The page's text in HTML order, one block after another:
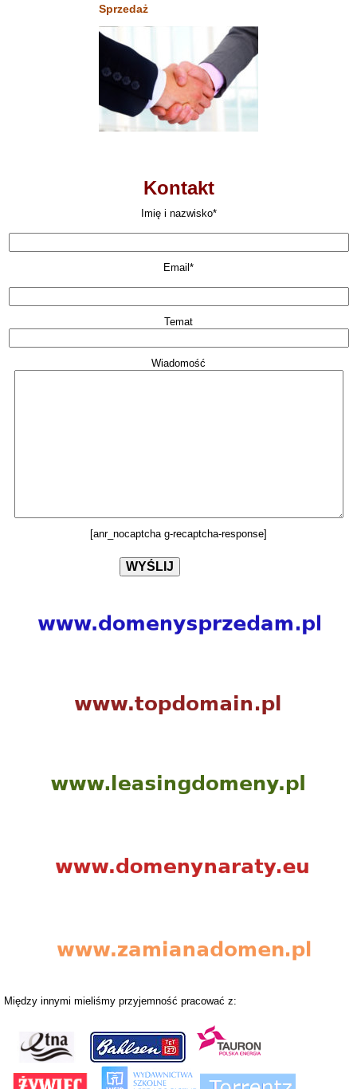
Sprzedaż
Kontakt
Imię i nazwisko*
Email*
Temat
Wiadomość
[anr_nocaptcha g-recaptcha-response]
Między innymi mieliśmy przyjemność pracować z: